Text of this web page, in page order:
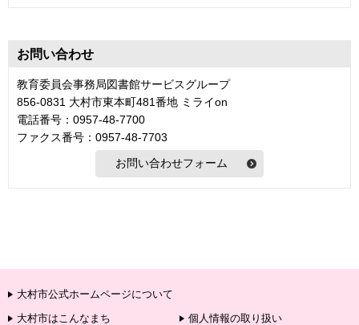
お問い合わせ
教育委員会事務局図書館サービスグループ
856-0831 大村市東本町481番地 ミライon
電話番号：0957-48-7700
ファクス番号：0957-48-7703
大村市公式ホームページについて
大村市はこんなまち
個人情報の取り扱い